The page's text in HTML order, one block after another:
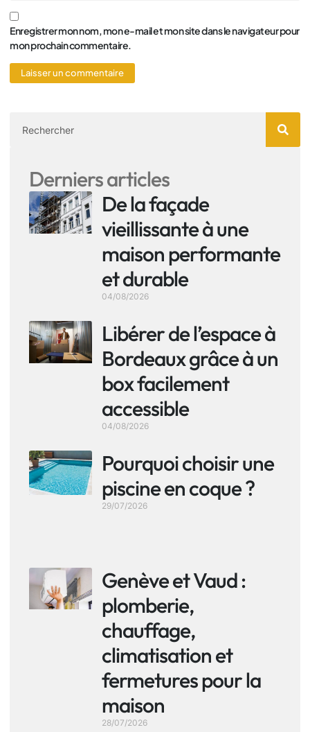
Enregistrer mon nom, mon e-mail et mon site dans le navigateur pour
mon prochain commentaire.
Derniers articles
De la façade
vieillissante à une
maison performante
et durable
04/08/2026
Libérer de l’espace à
Bordeaux grâce à un
box facilement
accessible
04/08/2026
Pourquoi choisir une
piscine en coque ?
29/07/2026
Genève et Vaud :
plomberie,
chauffage,
climatisation et
fermetures pour la
maison
28/07/2026